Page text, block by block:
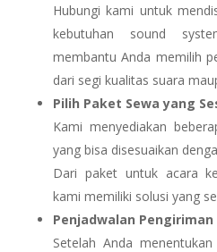
Hubungi kami untuk
kebutuhan sound
membantu Anda memilih
dari segi kualitas suara
Pilih Paket Sewa yang
Kami menyediakan
yang bisa disesuaikan
Dari paket untuk acara
kami memiliki solusi yang
Penjadwalan
Setelah Anda